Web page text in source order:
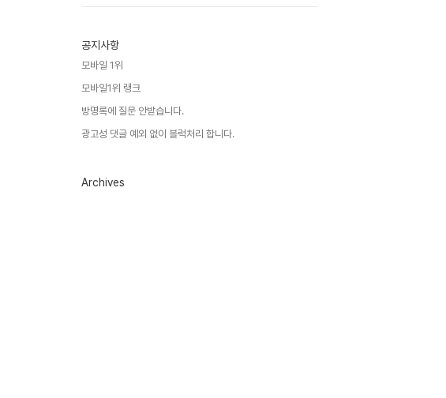
공지사항
모바일 1위
모바일1위 랭크
방명록에 질문 안받습니다.
광고성 댓글 예외 없이 블럭처리 합니다.
Archives